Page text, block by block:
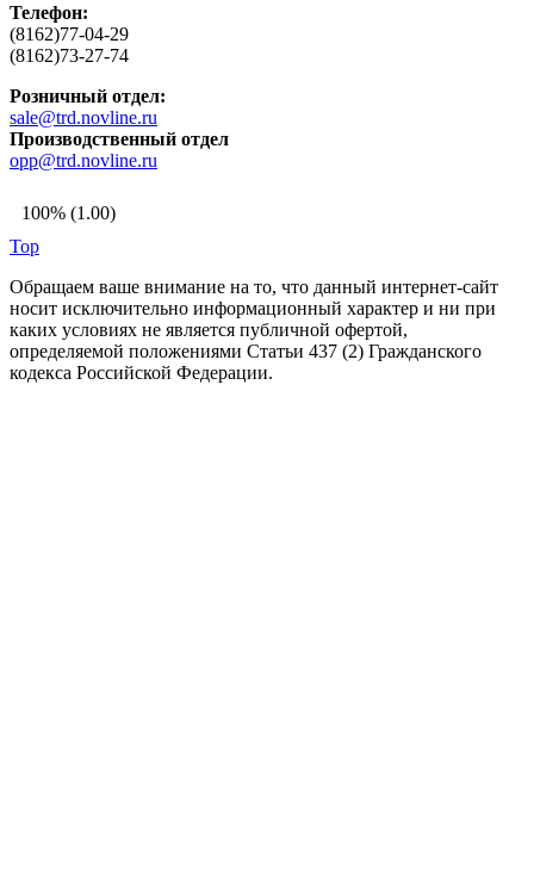
Телефон:
(8162)77-04-29
(8162)73-27-74
Розничный отдел:
sale@trd.novline.ru
Производственный отдел
opp@trd.novline.ru
100% (1.00)
Top
Обращаем ваше внимание на то, что данный интернет-сайт
носит исключительно информационный характер и ни при
каких условиях не является публичной офертой,
определяемой положениями Статьи 437 (2) Гражданского
кодекса Российской Федерации.